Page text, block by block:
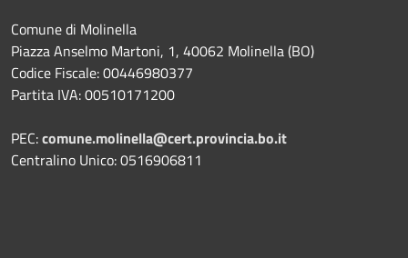
Comune di Molinella
Piazza Anselmo Martoni, 1, 40062 Molinella (BO)
Codice Fiscale: 00446980377
Partita IVA: 00510171200
PEC:comune.molinella@cert.provincia.bo.it
Centralino Unico: 0516906811